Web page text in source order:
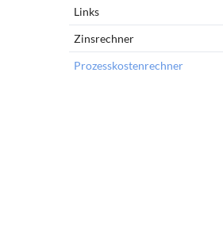
Links
Zinsrechner
Prozesskostenrechner